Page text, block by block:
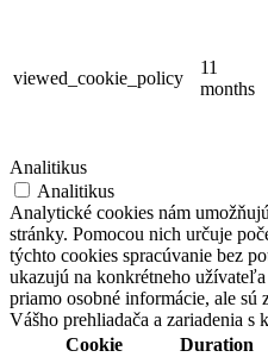
viewed_cookie_policy
11
months
Analitikus
Analitikus
Analytické cookies nám
stránky. Pomocou nich určuje
týchto cookies spracúvanie bez
ukazujú na konkrétneho
priamo osobné informácie, ale sú
Vášho prehliadača a zariadenia s
Cookie
Duration